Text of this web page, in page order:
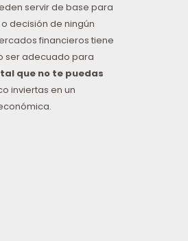
servir de base para
decisión de ningún
financieros tiene
ser adecuado para
que no te puedas
inviertas en un